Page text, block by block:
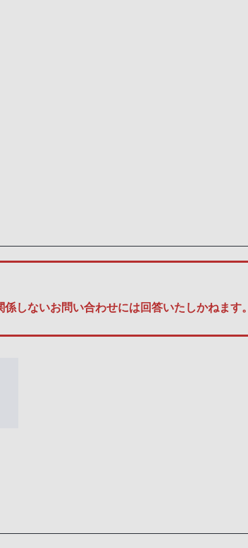
しないお問い合わせには回答いたしかねます。